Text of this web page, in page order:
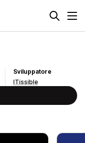
Sviluppatore
ITissible